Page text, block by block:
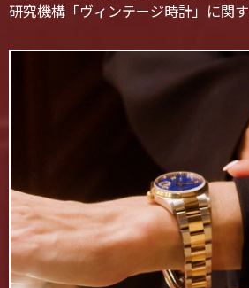
研究機構「ヴィンテージ時計」に関